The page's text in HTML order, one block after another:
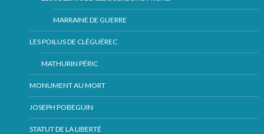
MARRAINE DE GUERRE
LES POILUS DE CLÉGUÉREC
MATHURIN PÉRIC
MONUMENT AU MORT
JOSEPH POBEGUIN
STATUT DE LA LIBERTÉ